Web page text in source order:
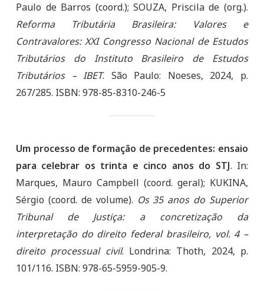
Paulo de Barros (coord.); SOUZA, Priscila de (org.).
Reforma Tributária Brasileira: Valores e
Contravalores: XXI Congresso Nacional de Estudos
Tributários do Instituto Brasileiro de Estudos
Tributários – IBET. São Paulo: Noeses, 2024, p.
267/285. ISBN: 978-85-8310-246-5
Um processo de formação de precedentes: ensaio
para celebrar os trinta e cinco anos do STJ. In:
Marques, Mauro Campbell (coord. geral); KUKINA,
Sérgio (coord. de volume). Os 35 anos do Superior
Tribunal de Justiça: a concretização da
interpretação do direito federal brasileiro, vol. 4 –
direito processual civil. Londrina: Thoth, 2024, p.
101/116. ISBN: 978-65-5959-905-9.